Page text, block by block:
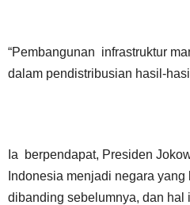
“Pembangunan infrastruktur
dalam pendistribusian hasil-
Ia berpendapat, Presiden
Indonesia menjadi negara
dibanding sebelumnya, dan hal